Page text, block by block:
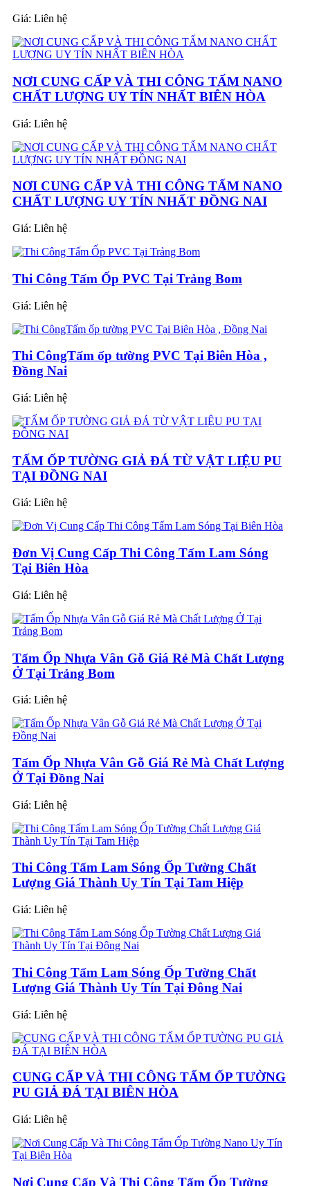
Giá: Liên hệ
NƠI CUNG CẤP VÀ THI CÔNG TẤM NANO
CHẤT LƯỢNG UY TÍN NHẤT BIÊN HÒA
Giá: Liên hệ
NƠI CUNG CẤP VÀ THI CÔNG TẤM NANO
CHẤT LƯỢNG UY TÍN NHẤT ĐỒNG NAI
Giá: Liên hệ
Thi Công Tấm Ốp PVC Tại Trảng Bom
Giá: Liên hệ
Thi CôngTấm ốp tường PVC Tại Biên Hòa ,
Đồng Nai
Giá: Liên hệ
TẤM ỐP TƯỜNG GIẢ ĐÁ TỪ VẬT LIỆU PU
TẠI ĐỒNG NAI
Giá: Liên hệ
Đơn Vị Cung Cấp Thi Công Tấm Lam Sóng
Tại Biên Hòa
Giá: Liên hệ
Tấm Ốp Nhựa Vân Gỗ Giá Rẻ Mà Chất Lượng
Ở Tại Trảng Bom
Giá: Liên hệ
Tấm Ốp Nhựa Vân Gỗ Giá Rẻ Mà Chất Lượng
Ở Tại Đồng Nai
Giá: Liên hệ
Thi Công Tấm Lam Sóng Ốp Tường Chất
Lượng Giá Thành Uy Tín Tại Tam Hiệp
Giá: Liên hệ
Thi Công Tấm Lam Sóng Ốp Tường Chất
Lượng Giá Thành Uy Tín Tại Đông Nai
Giá: Liên hệ
CUNG CẤP VÀ THI CÔNG TẤM ỐP TƯỜNG
PU GIẢ ĐÁ TẠI BIÊN HÒA
Giá: Liên hệ
Nơi Cung Cấp Và Thi Công Tấm Ốp Tường